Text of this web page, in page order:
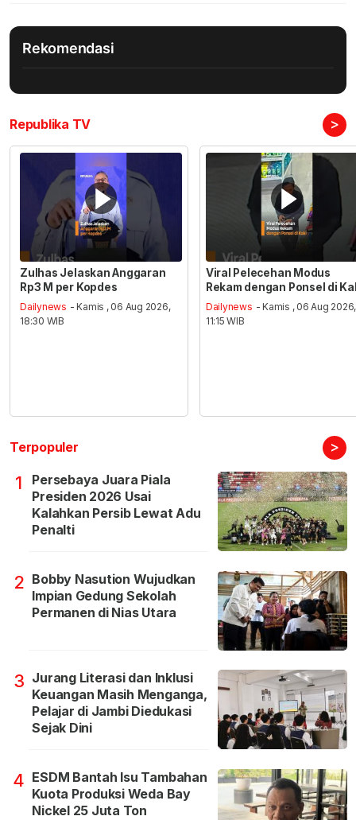
Rekomendasi
Republika TV >
Zulhas Jelaskan Anggaran
Rp3 M per Kopdes
Dailynews - Kamis , 06 Aug 2026,
18:30 WIB
Viral Pelecehan Modus
Rekam dengan Ponsel di
Dailynews - Kamis , 06 Aug 2026,
11:15 WIB
Terpopuler >
1
Persebaya Juara Piala
Presiden 2026 Usai
Kalahkan Persib Lewat Adu
Penalti
2 Bobby Nasution Wujudkan
Impian Gedung Sekolah
Permanen di Nias Utara
3 Jurang Literasi dan Inklusi
Keuangan Masih Menganga,
Pelajar di Jambi Diedukasi
Sejak Dini
4 ESDM Bantah Isu Tambahan
Kuota Produksi Weda Bay
Nickel 25 Juta Ton